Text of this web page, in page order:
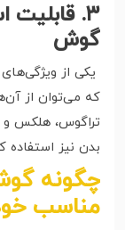
۳.
گوش
یکی از
که می‌توان از
تراگوس، هلکس
بدن نیز استفاده
چگونه
مناسب